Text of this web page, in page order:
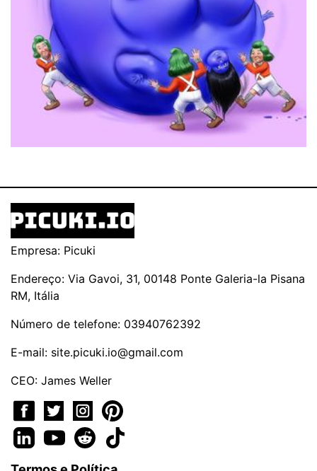
Empresa: Picuki
Endereço: Via Gavoi, 31, 00148 Ponte Galeria-la Pisana
RM, Itália
Número de telefone: 03940762392
E-mail: site.picuki.io@gmail.com
CEO: James Weller